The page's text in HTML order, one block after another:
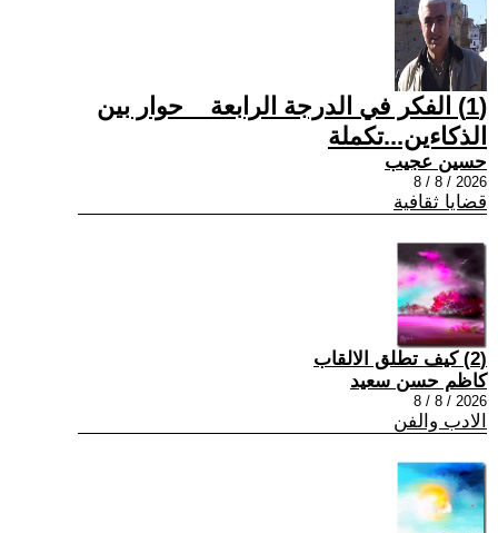
(1) الفكر في الدرجة الرابعة _ حوار بين
الذكاءين...تكملة
حسين عجيب
2026 / 8 / 8
قضايا ثقافية
(2) كيف تطلق الالقاب
كاظم حسن سعيد
2026 / 8 / 8
الادب والفن